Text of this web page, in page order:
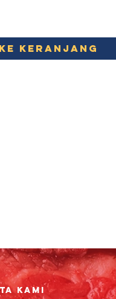
ke Keranjang
Kami